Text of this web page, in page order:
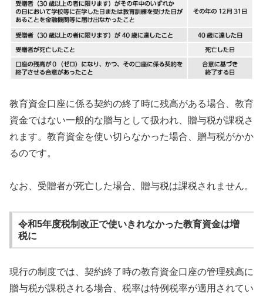
教育資金口座に係る契約の終了時に残高がある場合、教育
資金ではない一般的な贈与として扱われ、贈与税が課税さ
れます。教育資金を使い切らなかった場合、贈与税がかか
るのです。
なお、受贈者が死亡した場合、贈与税は課税されません。
令和5年度税制改正で使いきれなかった教育資金は増
税に
現行の制度では、契約終了時の教育資金口座の管理残高に
贈与税が課税される場合、税率は特例税率が適用されてい